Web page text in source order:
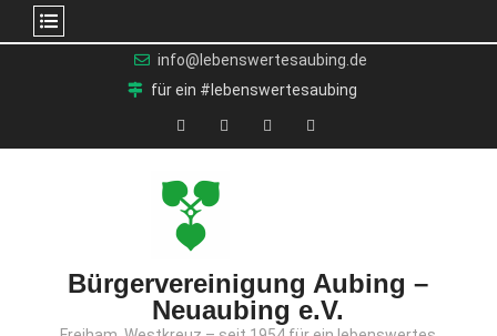
info@lebenswertesaubing.de
für ein #lebenswertesaubing
X
(Twitter)
FacebookYouTubeInstagram
Bürgervereinigung Aubing –
Neuaubing e.V.